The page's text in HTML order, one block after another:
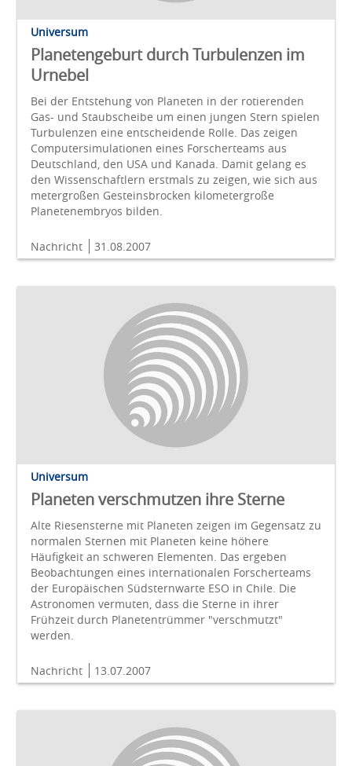
Universum
Planetengeburt durch Turbulenzen im
Urnebel
Bei der Entstehung von Planeten in der rotierenden
Gas- und Staubscheibe um einen jungen Stern spielen
Turbulenzen eine entscheidende Rolle. Das zeigen
Computersimulationen eines Forscherteams aus
Deutschland, den USA und Kanada. Damit gelang es
den Wissenschaftlern erstmals zu zeigen, wie sich aus
metergroßen Gesteinsbrocken kilometergroße
Planetenembryos bilden.
Nachricht 31.08.2007
Universum
Planeten verschmutzen ihre Sterne
Alte Riesensterne mit Planeten zeigen im Gegensatz zu
normalen Sternen mit Planeten keine höhere
Häufigkeit an schweren Elementen. Das ergeben
Beobachtungen eines internationalen Forscherteams
der Europäischen Südsternwarte ESO in Chile. Die
Astronomen vermuten, dass die Sterne in ihrer
Frühzeit durch Planetentrümmer "verschmutzt"
werden.
Nachricht 13.07.2007